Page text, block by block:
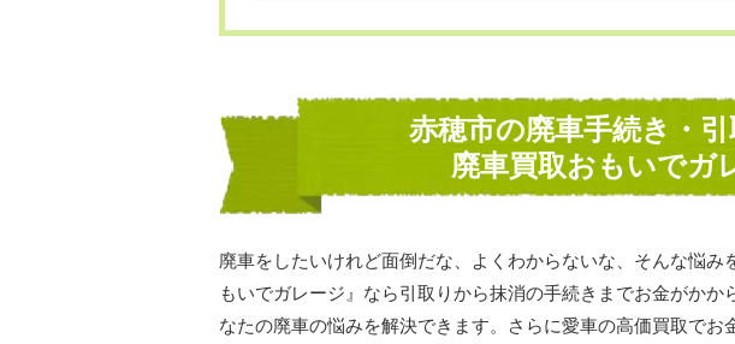
赤穂市の廃車手続き・
廃車買取おもいでガ
廃車をしたいけれど面倒だな、よくわからないな、そんな悩み
もいでガレージ』なら引取りから抹消の手続きまでお金がか
なたの廃車の悩みを解決できます。さらに愛車の高価買取でお